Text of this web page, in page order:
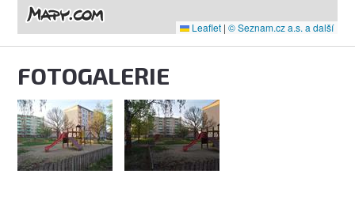
Leaflet | © Seznam.cz a.s. a další
FOTOGALERIE